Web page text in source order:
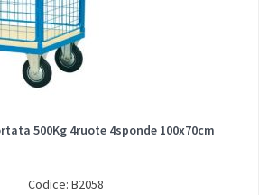
500Kg 4ruote 4sponde 100x70cm
Codice: B2058